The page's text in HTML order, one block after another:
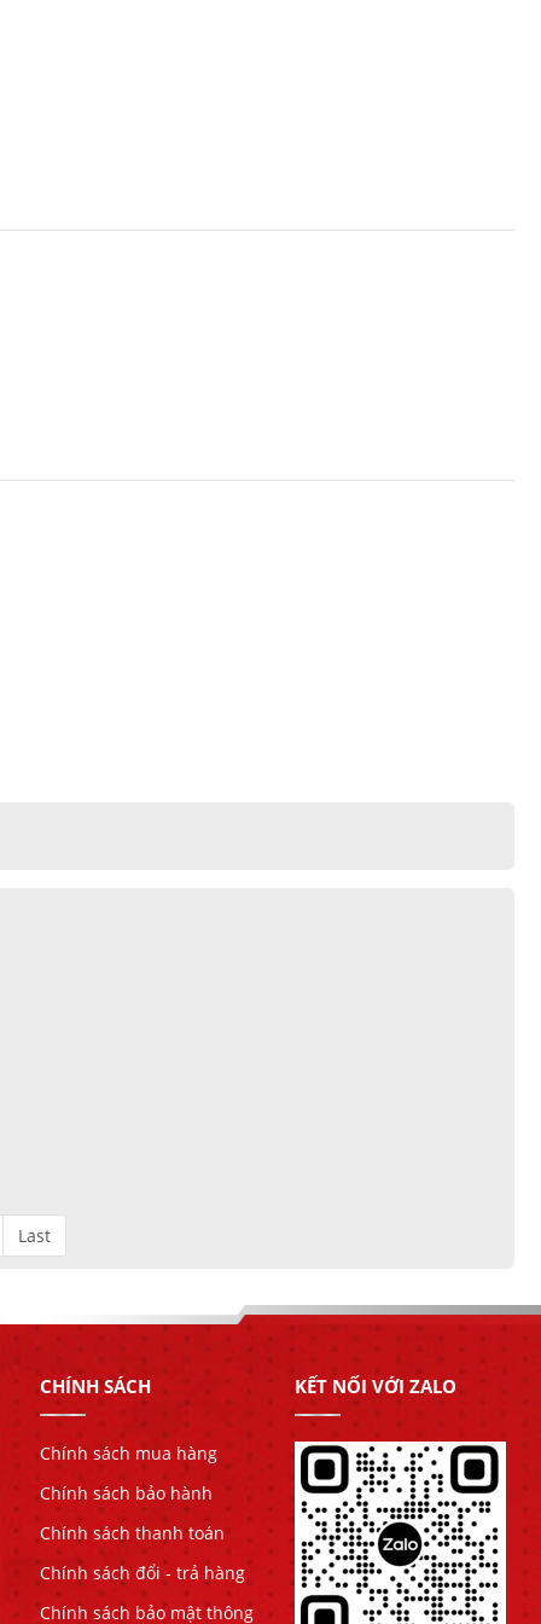
Last
CHÍNH SÁCH
Chính sách mua hàng
Chính sách bảo hành
Chính sách thanh toán
Chính sách đổi - trả hàng
Chính sách bảo mật thông
KẾT NỐI VỚI ZALO